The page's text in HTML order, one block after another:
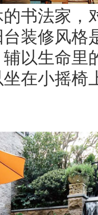
书法家，
装修风
以生命里
在小摇椅